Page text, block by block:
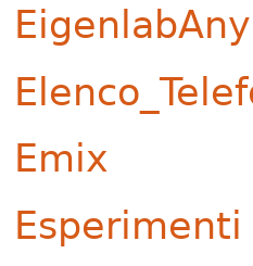
Emix
Esperimenti